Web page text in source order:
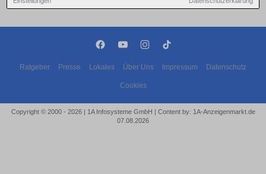
Ratgeber Presse Lokales Über Uns Impressum Datenschutz
Cookies
Copyright © 2000 - 2026 | 1A Infosysteme GmbH | Content by: 1A-Anzeigenmarkt.de
07.08.2026